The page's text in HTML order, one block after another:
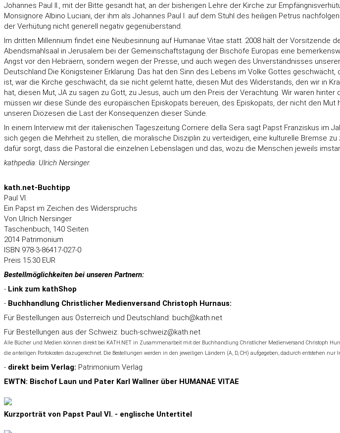
Johannes Paul II., mit der Bitte gesandt hat, an der bisherigen Lehre der Kirche zur
Monsignore Albino Luciani, der ihm als Johannes Paul I. auf dem Stuhl des heiligen Petrus
der Verhütung nicht generell negativ gegenüberstand.
Im dritten Millennium findet eine Neubesinnung auf Humanae Vitae statt. 2008 hält der
Abendsmahlsaal in Jerusalem bei der Gemeinschaftstagung der Bischöfe Europas eine
Angst vor den Hebräern, sondern wegen der Presse, und auch wegen des Unverständnisses unserer
Deutschland Die Königsteiner Erklärung. Das hat den Sinn des Lebens im Volke Gottes
ist, war die Kirche geschwächt, da sie nicht gelernt hatte, diesen Mut des Widerstands, den wir in
hat, diesen Mut, JA zu sagen zu Gott, zu Jesus, auch um den Preis der Verachtung. Wir waren
müssen wir diese Sünde des europäischen Episkopats bereuen, des Episkopats, der nicht den
unseren Diözesen die Last der Konsequenzen dieser Sünde.
In einem Interview mit der italienischen Tageszeitung Corriere della Sera sagt Papst Franziskus im
sich gegen die Mehrheit zu stellen, die moralische Disziplin zu verteidigen, eine kulturelle Bremse
dafür sorgt, dass die Pastoral die einzelnen Lebenslagen und das, wozu die Menschen jeweils
kathpedia: Ulrich Nersinger.
kath.net-Buchtipp
Paul VI.
Ein Papst im Zeichen des Widerspruchs
Von Ulrich Nersinger
Taschenbuch, 140 Seiten
2014 Patrimonium
ISBN 978-3-86417-027-0
Preis 15.30 EUR
Bestellmöglichkeiten bei unseren Partnern:
- Link zum kathShop
- Buchhandlung Christlicher Medienversand Christoph Hurnaus:
Für Bestellungen aus Österreich und Deutschland: buch@kath.net
Für Bestellungen aus der Schweiz: buch-schweiz@kath.net
Alle Bücher und Medien können direkt bei KATH.NET in Zusammenarbeit mit der Buchhandlung Christlicher Medienversand Christoph
die anteiligen Portokosten dazugerechnet. Die Bestellungen werden in den jeweiligen Ländern (A, D, CH) aufgegeben, dadurch entstehen nur
- direkt beim Verlag: Patrimonium Verlag
EWTN: Bischof Laun und Pater Karl Wallner über HUMANAE VITAE
Kurzporträt von Papst Paul VI. - englische Untertitel